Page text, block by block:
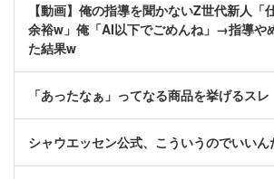
【動画】俺の指導を聞かないZ世代新人「
余裕w」俺「AI以下でごめんね」→指導や
た結果w
「あったなぁ」ってなる商品を挙げるスレ
シャウエッセン公式、こういうのでいいん